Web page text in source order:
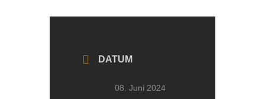
DATUM
08. Juni 2024